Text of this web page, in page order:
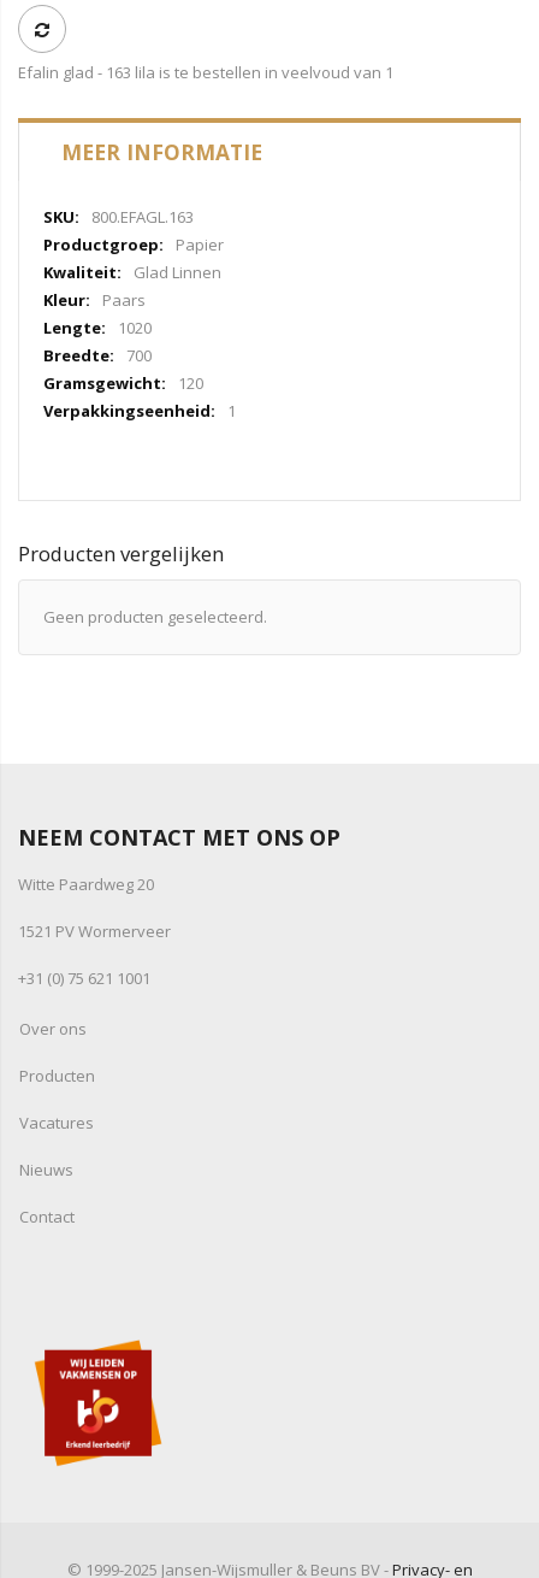
Efalin glad - 163 lila is te bestellen in veelvoud van 1
MEER INFORMATIE
Meer
informatie
800.EFAGL.163
Papier
Glad Linnen
Paars
1020
700
120
1
Producten vergelijken
Geen producten geselecteerd.
NEEM CONTACT MET ONS OP
Witte Paardweg 20
1521 PV Wormerveer
+31 (0) 75 621 1001
Over ons
Producten
Vacatures
Nieuws
Contact
© 1999-2025 Jansen-Wijsmuller & Beuns BV -Privacy- en